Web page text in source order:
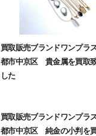
買取販売ブランドワンプ
都市中京区 貴金属を買取
した
買取販売ブランドワンプ
都市中京区 純金の小判を